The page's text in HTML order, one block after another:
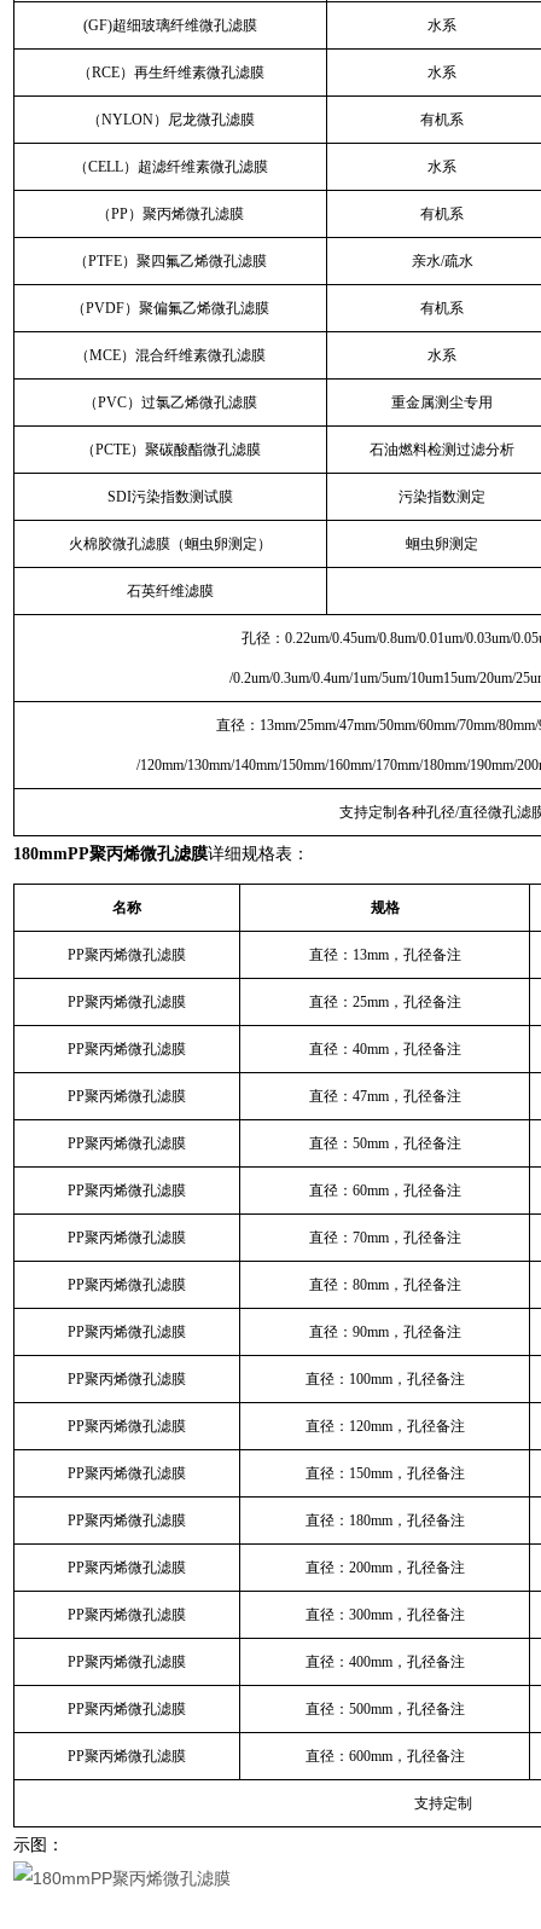
(GF)超细玻璃纤维微孔滤膜 水系
（RCE）再生纤维素微孔滤膜 水系
（NYLON）尼龙微孔滤膜 有机系
（CELL）超滤纤维素微孔滤膜 水系
（PP）聚丙烯微孔滤膜 有机系
（PTFE）聚四氟乙烯微孔滤膜 亲水/疏水
（PVDF）聚偏氟乙烯微孔滤膜 有机系
（MCE）混合纤维素微孔滤膜 水系
（PVC）过氯乙烯微孔滤膜 重金属测尘专用
（PCTE）聚碳酸酯微孔滤膜 石油燃料检测过滤分析
SDI污染指数测试膜 污染指数测定
火棉胶微孔滤膜（蛔虫卵测定） 蛔虫卵测定
石英纤维滤膜
孔径：0.22um/0.45um/0.8um/0.01um/0.03um/
/0.2um/0.3um/0.4um/1um/5um/10um15um/20um/
直径：13mm/25mm/47mm/50mm/60mm/70mm/
/120mm/130mm/140mm/150mm/160mm/170mm/180mm/190mm/
支持定制各种孔径/直径微孔滤
180mmPP聚丙烯微孔滤膜详细规格表：
名称 规格
PP聚丙烯微孔滤膜 直径：13mm，孔径备注
PP聚丙烯微孔滤膜 直径：25mm，孔径备注
PP聚丙烯微孔滤膜 直径：40mm，孔径备注
PP聚丙烯微孔滤膜 直径：47mm，孔径备注
PP聚丙烯微孔滤膜 直径：50mm，孔径备注
PP聚丙烯微孔滤膜 直径：60mm，孔径备注
PP聚丙烯微孔滤膜 直径：70mm，孔径备注
PP聚丙烯微孔滤膜 直径：80mm，孔径备注
PP聚丙烯微孔滤膜 直径：90mm，孔径备注
PP聚丙烯微孔滤膜 直径：100mm，孔径备注
PP聚丙烯微孔滤膜 直径：120mm，孔径备注
PP聚丙烯微孔滤膜 直径：150mm，孔径备注
PP聚丙烯微孔滤膜 直径：180mm，孔径备注
PP聚丙烯微孔滤膜 直径：200mm，孔径备注
PP聚丙烯微孔滤膜 直径：300mm，孔径备注
PP聚丙烯微孔滤膜 直径：400mm，孔径备注
PP聚丙烯微孔滤膜 直径：500mm，孔径备注
PP聚丙烯微孔滤膜 直径：600mm，孔径备注
支持定制
示图：